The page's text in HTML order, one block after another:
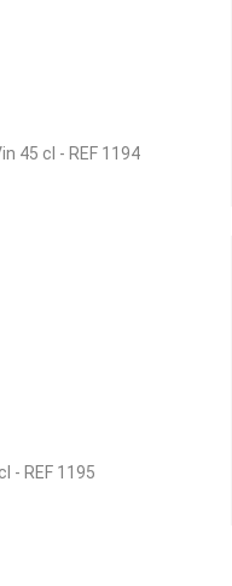
45 cl - REF 1194
- REF 1195